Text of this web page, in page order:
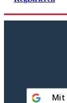
Mit